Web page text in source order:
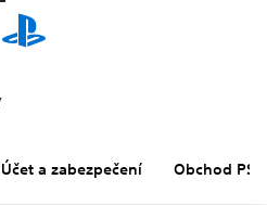
Účet a zabezpečení Obchod PS